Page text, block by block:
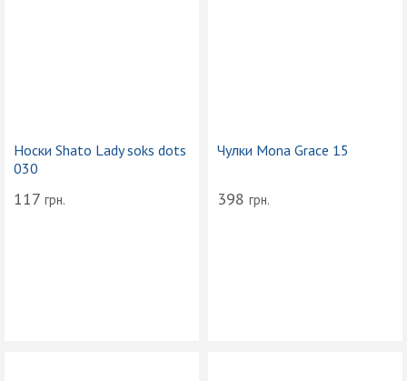
Носки Shato Lady soks dots
030
117 грн.
Чулки Mona Grace 15
398 грн.